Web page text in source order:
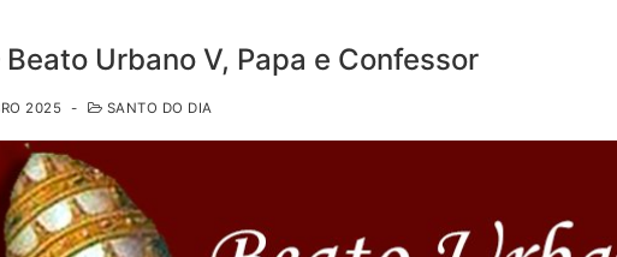
por:
Início
Blog
Beato Urbano V, Papa e Confessor
2025 - SANTO DO DIA